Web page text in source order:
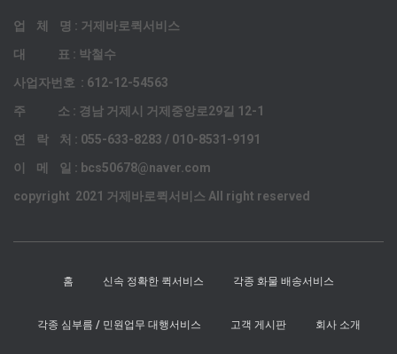
업 체 명 : 거제바로퀵서비스
대 표 : 박철수
사업자번호 : 612-12-54563
주 소 : 경남 거제시 거제중앙로29길 12-1
연 락 처 : 055-633-8283 / 010-8531-9191
이 메 일 : bcs50678@naver.com
copyright 2021 거제바로퀵서비스 All right reserved
홈 신속 정확한 퀵서비스 각종 화물 배송서비스
각종 심부름 / 민원업무 대행서비스 고객 게시판 회사 소개